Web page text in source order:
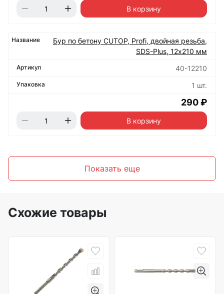
В корзину
Бур по бетону CUTOP, Profi, двойная резьба,
SDS-Plus, 12х210 мм
40-12210
1 шт.
290 ₽
В корзину
Показать еще
Схожие товары